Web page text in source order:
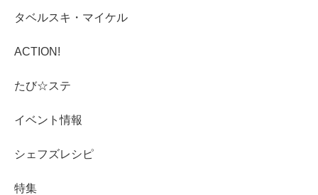
タベルスキ・マイケル
ACTION!
たび☆ステ
イベント情報
シェフズレシピ
特集